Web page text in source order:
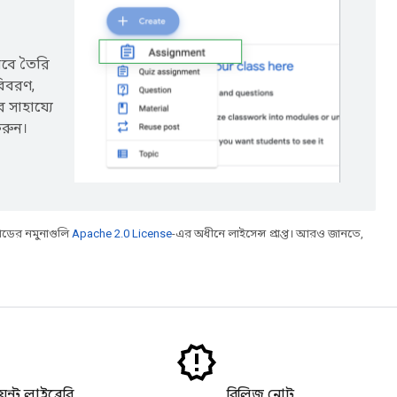
তৈরি
নমুনাগুলি Apache 2.0 License-এর অধীনে লাইসেন্স প্রাপ্ত। আরও জানতে,